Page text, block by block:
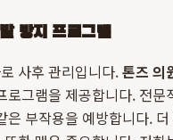
방지 프로그램
사후 관리입니다.톤즈 의
그램을 제공합니다. 전
부작용을 예방합니다.